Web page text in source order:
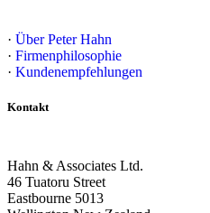
· Über Peter Hahn
· Firmenphilosophie
· Kundenempfehlungen
Kontakt
Hahn & Associates Ltd.
46 Tuatoru Street
Eastbourne 5013